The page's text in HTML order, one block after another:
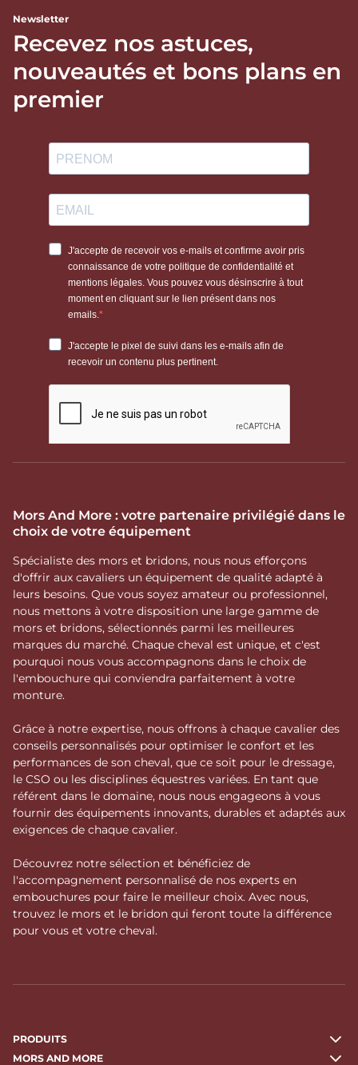
Newsletter
Recevez nos astuces,
nouveautés et bons plans en
premier
Mors And More : votre partenaire privilégié dans le
choix de votre équipement
Spécialiste des mors et bridons, nous nous efforçons
d'offrir aux cavaliers un équipement de qualité adapté à
leurs besoins. Que vous soyez amateur ou professionnel,
nous mettons à votre disposition une large gamme de
mors et bridons, sélectionnés parmi les meilleures
marques du marché. Chaque cheval est unique, et c'est
pourquoi nous vous accompagnons dans le choix de
l'embouchure qui conviendra parfaitement à votre
monture.
Grâce à notre expertise, nous offrons à chaque cavalier des
conseils personnalisés pour optimiser le confort et les
performances de son cheval, que ce soit pour le dressage,
le CSO ou les disciplines équestres variées. En tant que
référent dans le domaine, nous nous engageons à vous
fournir des équipements innovants, durables et adaptés aux
exigences de chaque cavalier.
Découvrez notre sélection et bénéficiez de
l'accompagnement personnalisé de nos experts en
embouchures pour faire le meilleur choix. Avec nous,
trouvez le mors et le bridon qui feront toute la différence
pour vous et votre cheval.
PRODUITS
MORS AND MORE